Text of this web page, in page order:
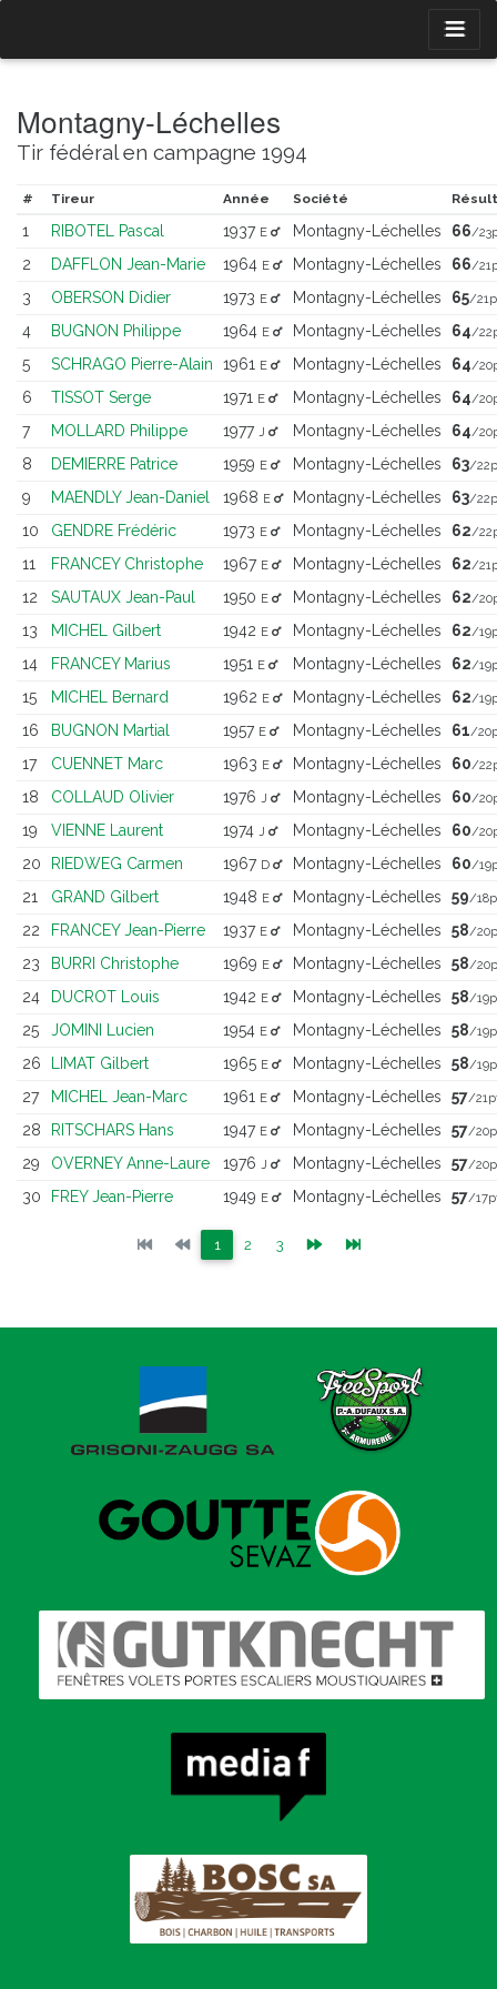
Montagny-Léchelles
Tir fédéral en campagne 1994
# Tireur Année Société
1 RIBOTEL Pascal 1937 E Montagny-Léchelles 66/
2 DAFFLON Jean-Marie 1964 E Montagny-Léchelles 66/
3 OBERSON Didier 1973 E Montagny-Léchelles 65/
4 BUGNON Philippe 1964 E Montagny-Léchelles 64/
5 SCHRAGO Pierre-Alain 1961 E Montagny-Léchelles 64/
6 TISSOT Serge 1971 E Montagny-Léchelles 64/
7 MOLLARD Philippe 1977 J Montagny-Léchelles 64/
8 DEMIERRE Patrice 1959 E Montagny-Léchelles 63/
9 MAENDLY Jean-Daniel 1968 E Montagny-Léchelles 63/
10 GENDRE Frédéric 1973 E Montagny-Léchelles 62/
11 FRANCEY Christophe 1967 E Montagny-Léchelles 62/
12 SAUTAUX Jean-Paul 1950 E Montagny-Léchelles 62/
13 MICHEL Gilbert 1942 E Montagny-Léchelles 62/
14 FRANCEY Marius 1951 E Montagny-Léchelles 62/
15 MICHEL Bernard 1962 E Montagny-Léchelles 62/
16 BUGNON Martial 1957 E Montagny-Léchelles 61/
17 CUENNET Marc 1963 E Montagny-Léchelles 60/
18 COLLAUD Olivier 1976 J Montagny-Léchelles 60/
19 VIENNE Laurent 1974 J Montagny-Léchelles 60/
20 RIEDWEG Carmen 1967 D Montagny-Léchelles 60/
21 GRAND Gilbert 1948 E Montagny-Léchelles 59/
22 FRANCEY Jean-Pierre 1937 E Montagny-Léchelles 58/
23 BURRI Christophe 1969 E Montagny-Léchelles 58/
24 DUCROT Louis 1942 E Montagny-Léchelles 58/
25 JOMINI Lucien 1954 E Montagny-Léchelles 58/
26 LIMAT Gilbert 1965 E Montagny-Léchelles 58/
27 MICHEL Jean-Marc 1961 E Montagny-Léchelles 57/
28 RITSCHARS Hans 1947 E Montagny-Léchelles 57/
29 OVERNEY Anne-Laure 1976 J Montagny-Léchelles 57/
30 FREY Jean-Pierre 1949 E Montagny-Léchelles 57/
1 (current)
2 (current)
3(current)